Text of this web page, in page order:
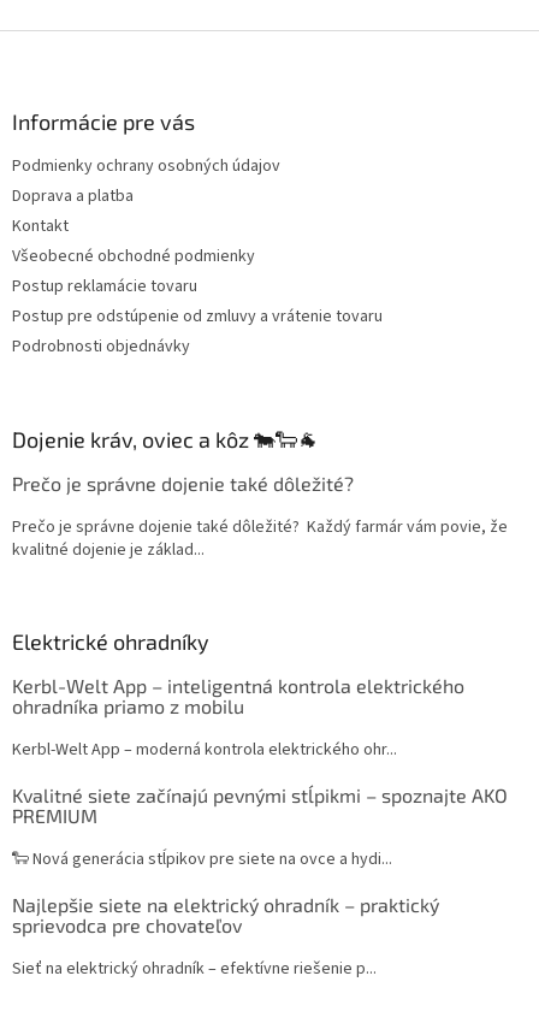
Informácie pre vás
Podmienky ochrany osobných údajov
Doprava a platba
Kontakt
Všeobecné obchodné podmienky
Postup reklamácie tovaru
Postup pre odstúpenie od zmluvy a vrátenie tovaru
Podrobnosti objednávky
Dojenie kráv, oviec a kôz 🐄🐑🐐
Prečo je správne dojenie také dôležité?
Prečo je správne dojenie také dôležité? Každý farmár vám povie, že
kvalitné dojenie je základ...
Elektrické ohradníky
Kerbl-Welt App – inteligentná kontrola elektrického
ohradníka priamo z mobilu
Kerbl-Welt App – moderná kontrola elektrického ohr...
Kvalitné siete začínajú pevnými stĺpikmi – spoznajte AKO
PREMIUM
🐑 Nová generácia stĺpikov pre siete na ovce a hydi...
Najlepšie siete na elektrický ohradník – praktický
sprievodca pre chovateľov
Sieť na elektrický ohradník – efektívne riešenie p...